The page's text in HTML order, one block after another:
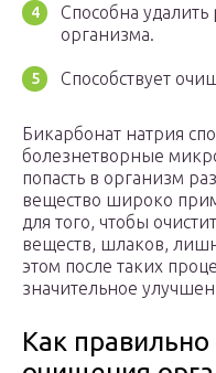
Способна
организма.
Способствует
Бикарбонат натрия
болезнетворные
попасть в организм
вещество широко
для того, чтобы
веществ, шлаков,
этом после таких
значительное
Как